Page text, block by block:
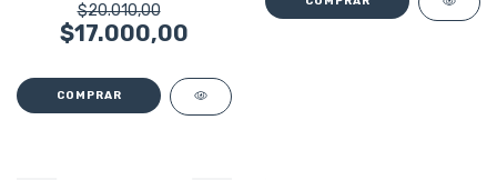
$20.010,00
$17.000,00